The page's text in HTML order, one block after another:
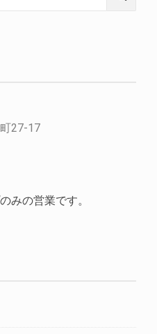
27-17
みの営業です。